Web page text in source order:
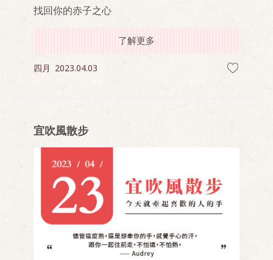
找回你的赤子之心
了解更多
四月 2023.04.03
宜吹風散步